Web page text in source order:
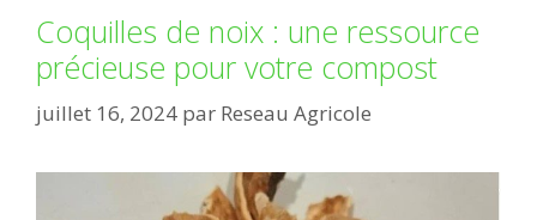
Coquilles de noix : une ressource
précieuse pour votre compost
juillet 16, 2024 par Reseau Agricole